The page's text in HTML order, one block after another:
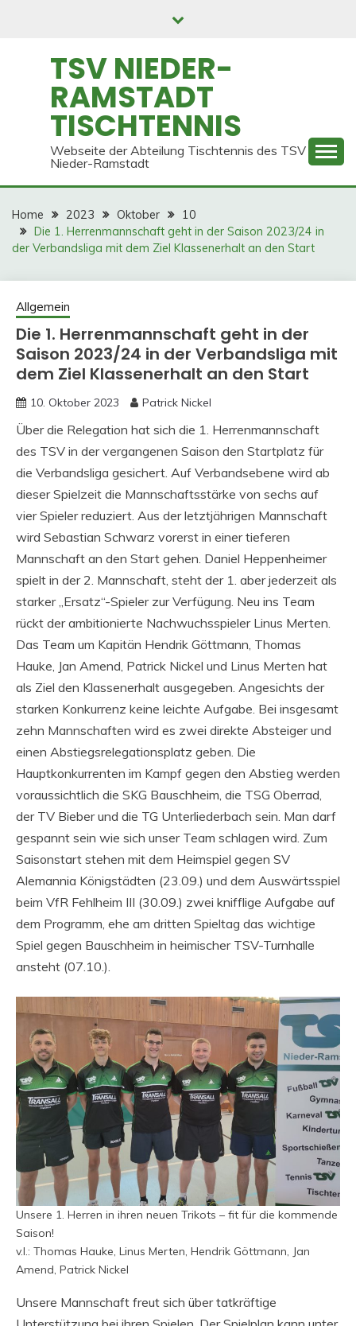
TSV NIEDER-
RAMSTADT
TISCHTENNIS
Webseite der Abteilung Tischtennis des TSV
Nieder-Ramstadt
Home 2023 Oktober
10
Die 1. Herrenmannschaft geht in der Saison 2023/24 in
der Verbandsliga mit dem Ziel Klassenerhalt an den Start
Allgemein
Die 1. Herrenmannschaft geht in der
Saison 2023/24 in der Verbandsliga mit
dem Ziel Klassenerhalt an den Start
10. Oktober 2023 Patrick Nickel
Über die Relegation hat sich die 1. Herrenmannschaft
des TSV in der vergangenen Saison den Startplatz für
die Verbandsliga gesichert. Auf Verbandsebene wird ab
dieser Spielzeit die Mannschaftsstärke von sechs auf
vier Spieler reduziert. Aus der letztjährigen Mannschaft
wird Sebastian Schwarz vorerst in einer tieferen
Mannschaft an den Start gehen. Daniel Heppenheimer
spielt in der 2. Mannschaft, steht der 1. aber jederzeit als
starker „Ersatz“-Spieler zur Verfügung. Neu ins Team
rückt der ambitionierte Nachwuchsspieler Linus Merten.
Das Team um Kapitän Hendrik Göttmann, Thomas
Hauke, Jan Amend, Patrick Nickel und Linus Merten hat
als Ziel den Klassenerhalt ausgegeben. Angesichts der
starken Konkurrenz keine leichte Aufgabe. Bei insgesamt
zehn Mannschaften wird es zwei direkte Absteiger und
einen Abstiegsrelegationsplatz geben. Die
Hauptkonkurrenten im Kampf gegen den Abstieg werden
voraussichtlich die SKG Bauschheim, die TSG Oberrad,
der TV Bieber und die TG Unterliederbach sein. Man darf
gespannt sein wie sich unser Team schlagen wird. Zum
Saisonstart stehen mit dem Heimspiel gegen SV
Alemannia Königstädten (23.09.) und dem Auswärtsspiel
beim VfR Fehlheim III (30.09.) zwei knifflige Aufgabe auf
dem Programm, ehe am dritten Spieltag das wichtige
Spiel gegen Bauschheim in heimischer TSV-Turnhalle
ansteht (07.10.).
Unsere 1. Herren in ihren neuen Trikots – fit für die kommende
Saison!
v.l.: Thomas Hauke, Linus Merten, Hendrik Göttmann, Jan
Amend, Patrick Nickel
Unsere Mannschaft freut sich über tatkräftige